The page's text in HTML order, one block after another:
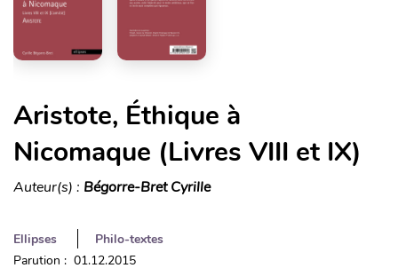
Aristote, Éthique à
Nicomaque (Livres VIII et IX)
Auteur(s) : Bégorre-Bret Cyrille
Ellipses
Philo-textes
Parution : 01.12.2015